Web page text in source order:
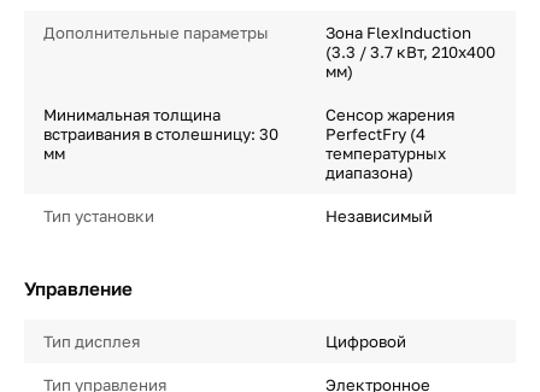
Дополнительные параметры
Зона FlexInduction
(3.3 / 3.7 кВт, 210x400
мм)
Минимальная толщина
встраивания в столешницу: 30
мм
Сенсор жарения
PerfectFry (4
температурных
диапазона)
Тип установки Независимый
Управление
Тип дисплея Цифровой
Тип управления Электронное